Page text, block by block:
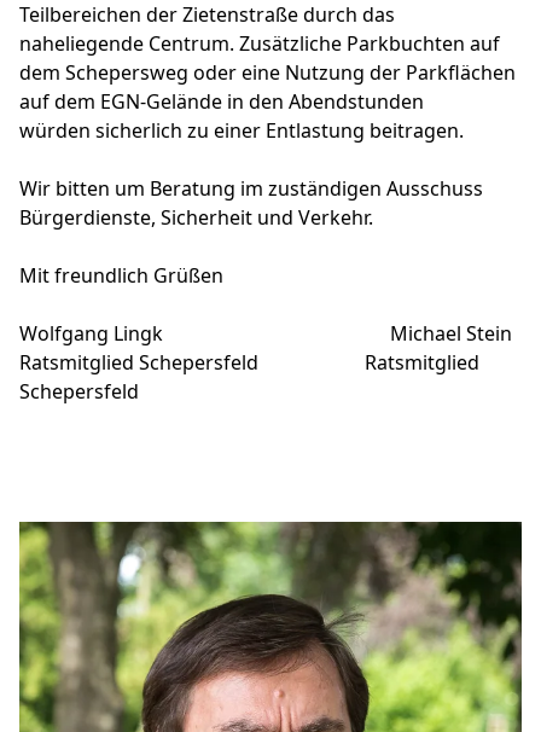
Teilbereichen der Zietenstraße durch das
naheliegende Centrum. Zusätzliche Parkbuchten auf
dem Schepersweg oder eine Nutzung der Parkflächen
auf dem EGN-Gelände in den Abendstunden
würden sicherlich zu einer Entlastung beitragen.
Wir bitten um Beratung im zuständigen Ausschuss
Bürgerdienste, Sicherheit und Verkehr.
Mit freundlich Grüßen
Wolfgang Lingk Michael Stein
Ratsmitglied Schepersfeld Ratsmitglied
Schepersfeld